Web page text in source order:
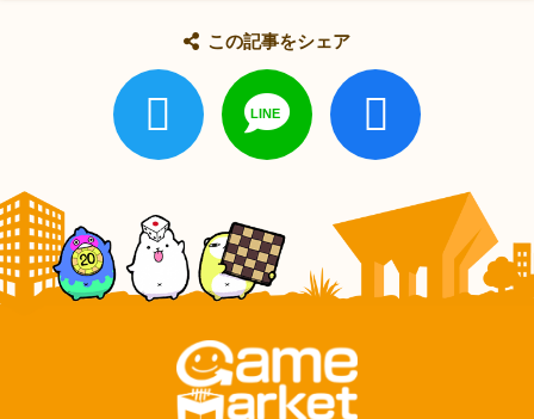
この記事をシェア